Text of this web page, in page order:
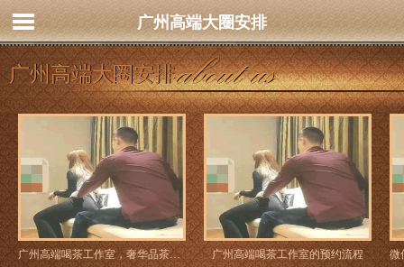
广州高端大圈安排
广州高端大圈安排
广州高端喝茶工作室，奢华品茶的不二之选 广州高端喝茶工作室的预约流程